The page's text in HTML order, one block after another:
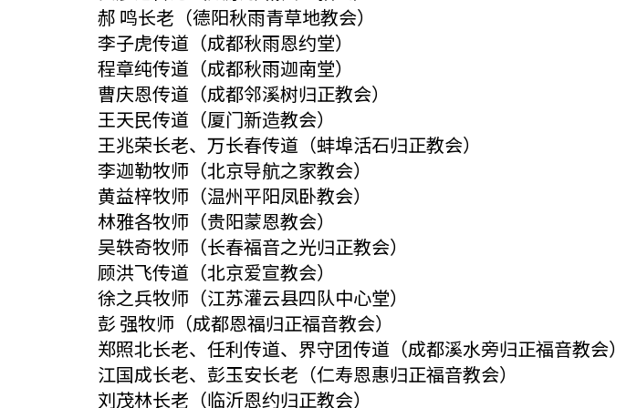
郝 鸣长老（德阳秋雨青草地教会）
李子虎传道（成都秋雨恩约堂）
程章纯传道（成都秋雨迦南堂）
曹庆恩传道（成都邻溪树归正教会）
王天民传道（厦门新造教会）
王兆荣长老、万长春传道（蚌埠活石归正教会）
李迦勒牧师（北京导航之家教会）
黄益梓牧师（温州平阳凤卧教会）
林雅各牧师（贵阳蒙恩教会）
吴轶奇牧师（长春福音之光归正教会）
顾洪飞传道（北京爱宣教会）
徐之兵牧师（江苏灌云县四队中心堂）
彭 强牧师（成都恩福归正福音教会）
郑照北长老、任利传道、界守团传道（成都溪水旁归正福音教会）
江国成长老、彭玉安长老（仁寿恩惠归正福音教会）
刘茂林长老（临沂恩约归正教会）